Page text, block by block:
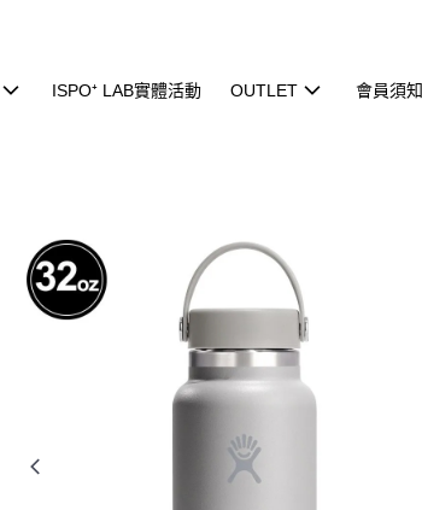
ISPO⁺ LAB實體活動 OUTLET 會員須知